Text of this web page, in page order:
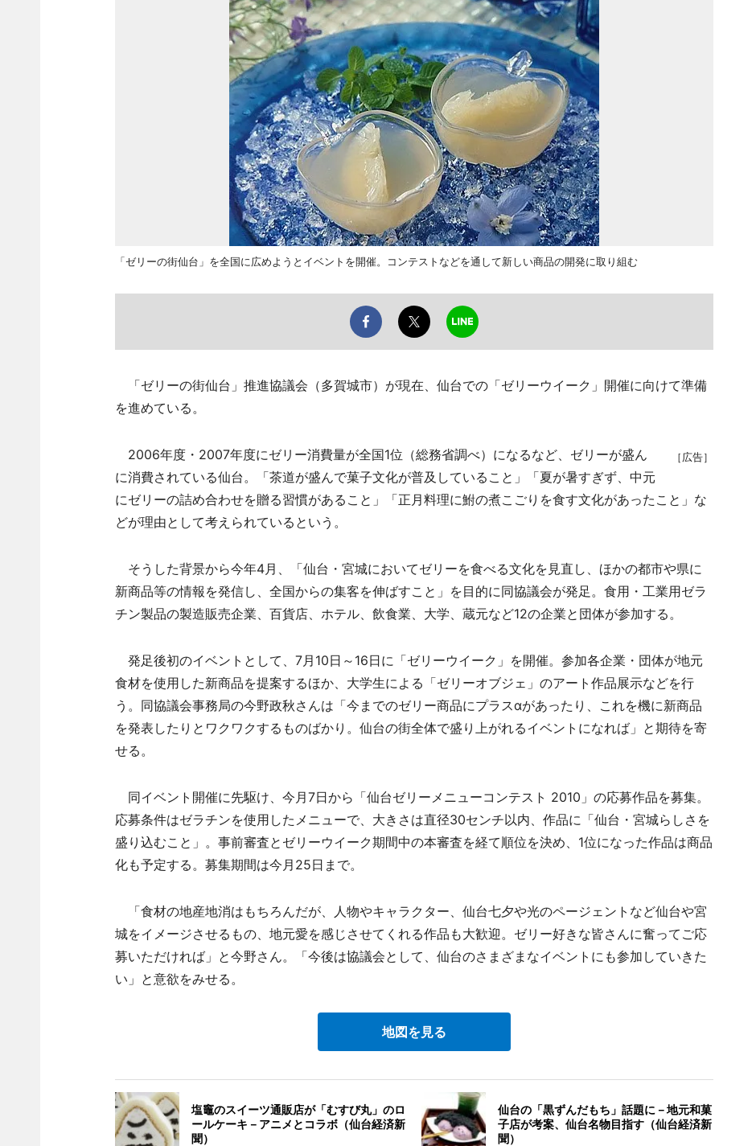
「ゼリーの街仙台」を全国に広めようとイベントを開催。コンテストなどを通して新しい商品の開発に取り組む
「ゼリーの街仙台」推進協議会（多賀城市）が現在、仙台での「ゼリーウイーク」開催に向けて準備
を進めている。
［広告］
2006年度・2007年度にゼリー消費量が全国1位（総務省調べ）になるなど、ゼリーが盛ん
に消費されている仙台。「茶道が盛んで菓子文化が普及していること」「夏が暑すぎず、中元
にゼリーの詰め合わせを贈る習慣があること」「正月料理に鮒の煮こごりを食す文化があったこと」な
どが理由として考えられているという。
そうした背景から今年4月、「仙台・宮城においてゼリーを食べる文化を見直し、ほかの都市や県に
新商品等の情報を発信し、全国からの集客を伸ばすこと」を目的に同協議会が発足。食用・工業用ゼラ
チン製品の製造販売企業、百貨店、ホテル、飲食業、大学、蔵元など12の企業と団体が参加する。
発足後初のイベントとして、7月10日～16日に「ゼリーウイーク」を開催。参加各企業・団体が地元
食材を使用した新商品を提案するほか、大学生による「ゼリーオブジェ」のアート作品展示などを行
う。同協議会事務局の今野政秋さんは「今までのゼリー商品にプラスαがあったり、これを機に新商品
を発表したりとワクワクするものばかり。仙台の街全体で盛り上がれるイベントになれば」と期待を寄
せる。
同イベント開催に先駆け、今月7日から「仙台ゼリーメニューコンテスト 2010」の応募作品を募集。
応募条件はゼラチンを使用したメニューで、大きさは直径30センチ以内、作品に「仙台・宮城らしさを
盛り込むこと」。事前審査とゼリーウイーク期間中の本審査を経て順位を決め、1位になった作品は商品
化も予定する。募集期間は今月25日まで。
「食材の地産地消はもちろんだが、人物やキャラクター、仙台七夕や光のページェントなど仙台や宮
城をイメージさせるもの、地元愛を感じさせてくれる作品も大歓迎。ゼリー好きな皆さんに奮ってご応
募いただければ」と今野さん。「今後は協議会として、仙台のさまざまなイベントにも参加していきた
い」と意欲をみせる。
地図を見る
塩竈のスイーツ通販店が「むすび丸」のロ
ールケーキ－アニメとコラボ（仙台経済新
聞）
仙台の「黒ずんだもち」話題に－地元和菓
子店が考案、仙台名物目指す（仙台経済新
聞）